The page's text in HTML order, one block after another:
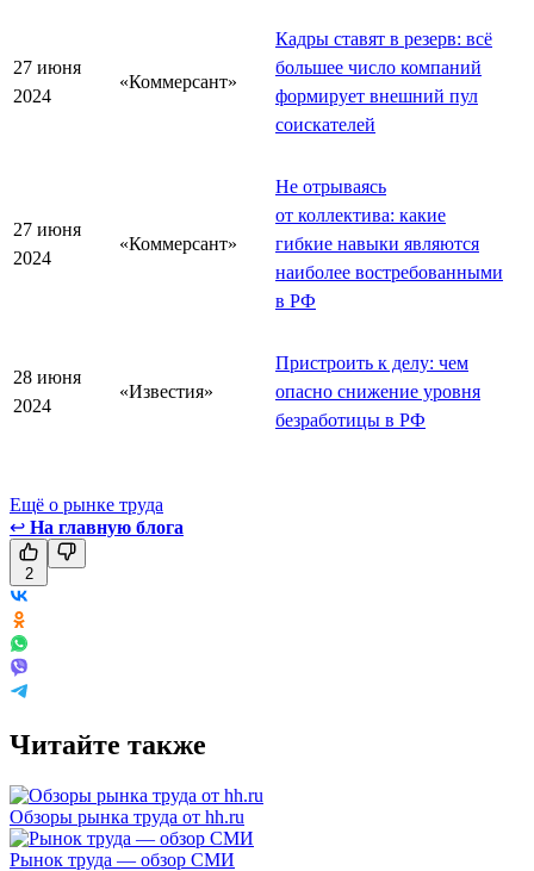
27 июня
2024
«Коммерсант»
Кадры ставят в резерв: всё
большее число компаний
формирует внешний пул
соискателей
27 июня
2024
«Коммерсант»
Не отрываясь
от коллектива: какие
гибкие навыки являются
наиболее востребованными
в РФ
28 июня
2024
«Известия»
Пристроить к делу: чем
опасно снижение уровня
безработицы в РФ
Ещё о рынке труда
↩ На главную блога
2
Читайте также
Обзоры рынка труда от hh.ru
Рынок труда — обзор СМИ